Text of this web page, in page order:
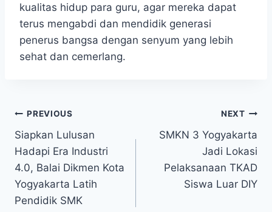
kualitas hidup para guru, agar mereka dapat
terus mengabdi dan mendidik generasi
penerus bangsa dengan senyum yang lebih
sehat dan cemerlang.
Navigasi
pos
PREVIOUS
Siapkan Lulusan
Hadapi Era Industri
4.0, Balai Dikmen Kota
Yogyakarta Latih
Pendidik SMK
NEXT
SMKN 3 Yogyakarta
Jadi Lokasi
Pelaksanaan TKAD
Siswa Luar DIY